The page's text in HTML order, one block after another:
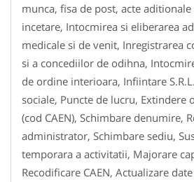
munca, fisa de post, acte
incetare, Intocmirea si eliberarea
medicale si de venit, Inregistrarea
si a concediilor de odihna,
de ordine interioara, Infiintare
sociale, Puncte de lucru, Extindere
(cod CAEN), Schimbare denumire,
administrator, Schimbare sediu,
temporara a activitatii, Majorare
Recodificare CAEN, Actualizare